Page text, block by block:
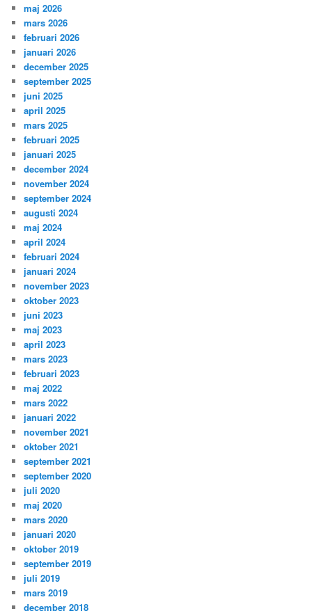
maj 2026
mars 2026
februari 2026
januari 2026
december 2025
september 2025
juni 2025
april 2025
mars 2025
februari 2025
januari 2025
december 2024
november 2024
september 2024
augusti 2024
maj 2024
april 2024
februari 2024
januari 2024
november 2023
oktober 2023
juni 2023
maj 2023
april 2023
mars 2023
februari 2023
maj 2022
mars 2022
januari 2022
november 2021
oktober 2021
september 2021
september 2020
juli 2020
maj 2020
mars 2020
januari 2020
oktober 2019
september 2019
juli 2019
mars 2019
december 2018